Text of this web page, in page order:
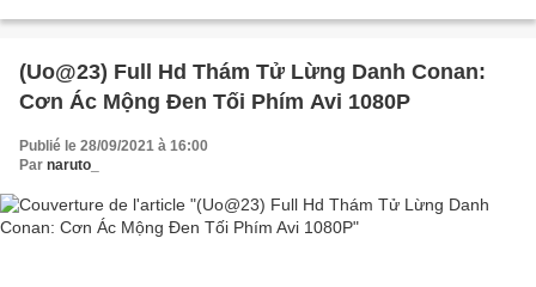
O'Connell, Miyavi,...
(Uo@23) Full Hd Thám Tử Lừng Danh Conan:
Cơn Ác Mộng Đen Tối Phím Avi 1080P
Publié le 28/09/2021 à 16:00
Par naruto_